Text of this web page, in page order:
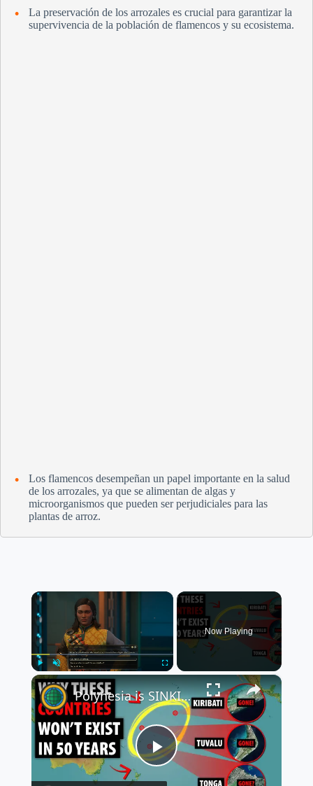
La preservación de los arrozales es crucial para garantizar la
supervivencia de la población de flamencos y su ecosistema.
Los flamencos desempeñan un papel importante en la salud
de los arrozales, ya que se alimentan de algas y
microorganismos que pueden ser perjudiciales para las
plantas de arroz.
×
Play Unmute
Now Playing
×
P
Polynesia is SINKING: Why Climate Change Will Make These Countries Extinct